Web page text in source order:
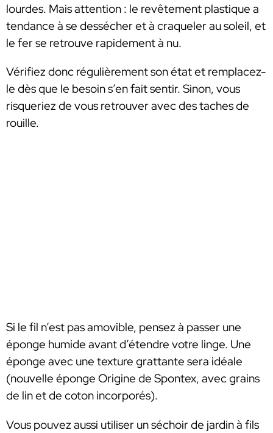
lourdes. Mais attention : le revêtement plastique a
tendance à se dessécher et à craqueler au soleil, et
le fer se retrouve rapidement à nu.
Vérifiez donc régulièrement son état et remplacez-
le dès que le besoin s’en fait sentir. Sinon, vous
risqueriez de vous retrouver avec des taches de
rouille.
Si le fil n’est pas amovible, pensez à passer une
éponge humide avant d’étendre votre linge. Une
éponge avec une texture grattante sera idéale
(nouvelle éponge Origine de Spontex, avec grains
de lin et de coton incorporés).
Vous pouvez aussi utiliser un séchoir de jardin à fils